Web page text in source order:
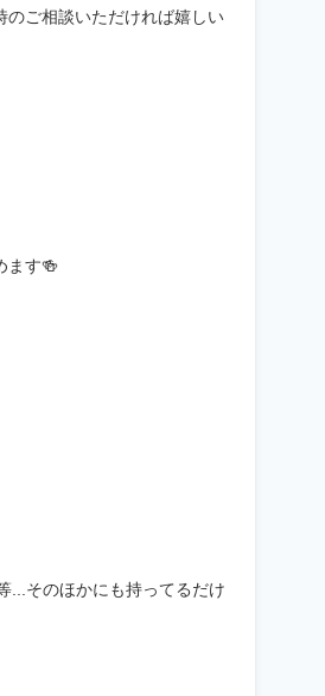
のご相談いただければ嬉しい
ます🍻
...そのほかにも持ってるだけ